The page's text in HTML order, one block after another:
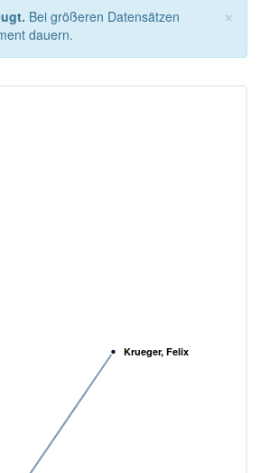
×
Bei größeren Datensätzen
dauern.
Krueger, Felix